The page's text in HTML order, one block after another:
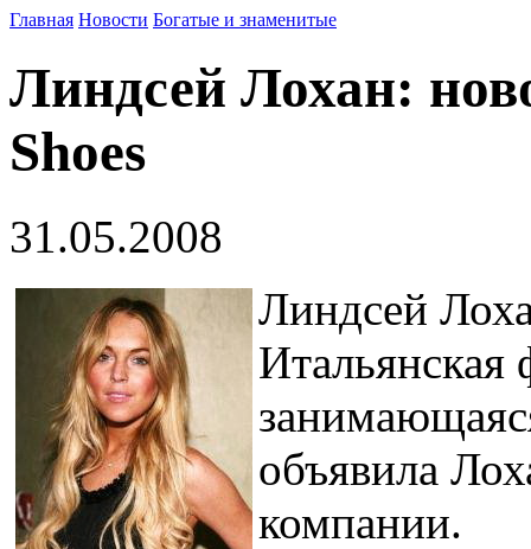
Главная Новости Богатые и знаменитые
Линдсей Лохан:
Shoes
31.05.2008
Линдсей
Итальянская
объявила
компании.